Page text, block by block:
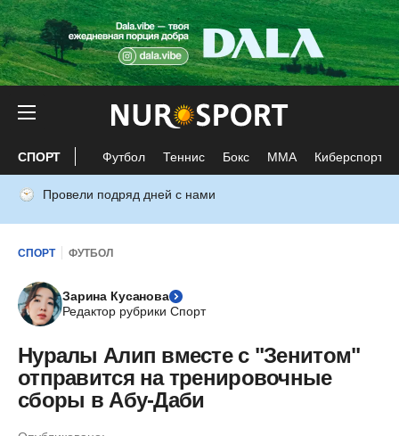
СПОРТ Футбол Теннис Бокс ММА Киберспорт
Провели подряд дней с нами
СПОРТ ФУТБОЛ
Зарина Кусанова
Редактор рубрики Спорт
Нуралы Алип вместе с "Зенитом"
отправится на тренировочные
сборы в Абу-Даби